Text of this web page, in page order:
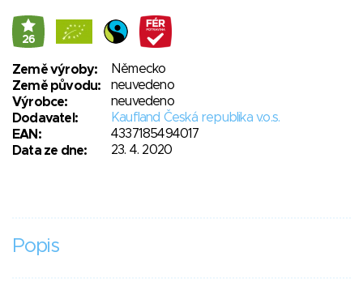
26
Země výroby:
Německo
Země původu:
neuvedeno
Výrobce:
neuvedeno
Dodavatel:
Kaufland Česká republika v.o.s.
EAN:
4337185494017
Data ze dne:
23. 4. 2020
Popis